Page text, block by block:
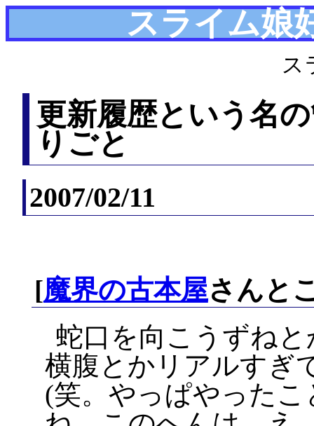
スライム娘
ス
更新履歴という名
りごと
2007/02/11
[魔界の古本屋さんと
蛇口を向こうずね
横腹とかリアルすぎ
(笑。やっぱやった